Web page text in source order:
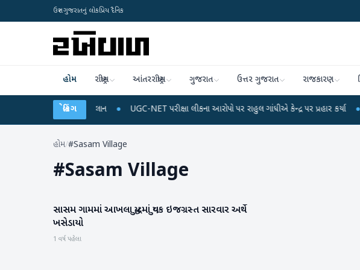
ઉત્તર ગુજરાતનું લોકપ્રિય દૈનિક
હોમ રાષ્ટ્રીય આંતરરાષ્ટ્રીય ગુજરાત ઉત્તર ગુજરાત રાજકારણ
બ્રેકિંગ
અને ડેટા પ્લાન UGC-NET પરીક્ષા લીકના આરોપો પર રાહુલ ગાંધીએ કેન્દ્ર પર પ્રહાર કર્યા ●
હોમ/#Sasam Village
#Sasam Village
બનાસકાંઠા
સાસમ ગામમાં આખલા યુદ્ધમાં યુવક ઇજગ્રસ્ત સારવાર અર્થે
ખસેડાયો
1 વર્ષ પહેલા